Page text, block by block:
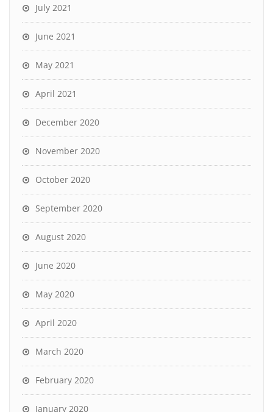
July 2021
June 2021
May 2021
April 2021
December 2020
November 2020
October 2020
September 2020
August 2020
June 2020
May 2020
April 2020
March 2020
February 2020
January 2020